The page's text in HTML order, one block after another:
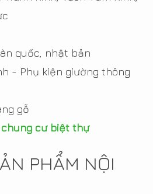
quốc, nhật bản
- Phụ kiện giường thông
gỗ
cư biệt thự
PHẨM NỘI